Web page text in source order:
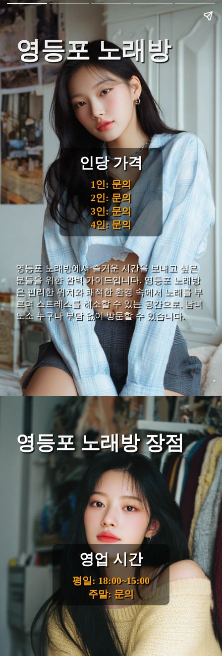
영등포 노래방
인당 가격
1인: 문의
2인: 문의
3인: 문의
4인: 문의
영등포 노래방에서 즐거운 시간을 보내고 싶은
분들을 위한 완벽 가이드입니다. 영등포 노래방
은 편리한 위치와 쾌적한 환경 속에서 노래를 부
르며 스트레스를 해소할 수 있는 공간으로, 남녀
노소 누구나 부담 없이 방문할 수 있습니다.
영등포 노래방 장점
영업 시간
평일: 18:00~15:00
주말: 문의